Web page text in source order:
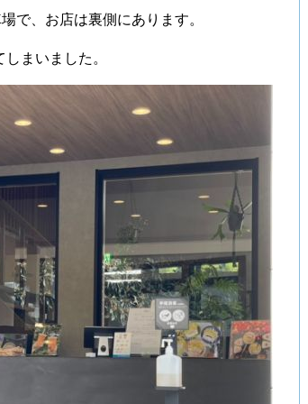
で、お店は裏側にあります。
まいました。